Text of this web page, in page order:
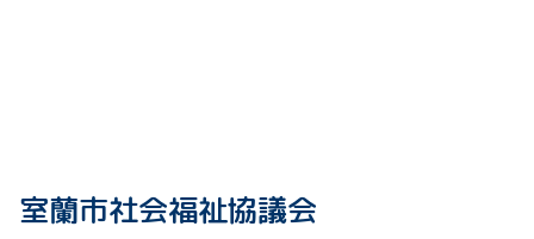
室蘭市社会福祉協議会